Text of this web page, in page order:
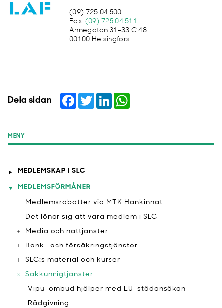
(09) 725 04 500
Fax: (09) 725 04 511
Annegatan 31-33 C 48
00100 Helsingfors
Dela sidan Facebook
TwitterLinkedIn
MENY
MEDLEMSKAP I SLC
MEDLEMSFÖRMÅNER
Medlemsrabatter via MTK Hankinnat
​Det lönar sig att vara medlem i SLC
Media och nättjänster
Bank- och försäkringstjänster
SLC:s material och kurser
Sakkunnigtjänster
Vipu-ombud hjälper med EU-stödansökan
Rådgivning